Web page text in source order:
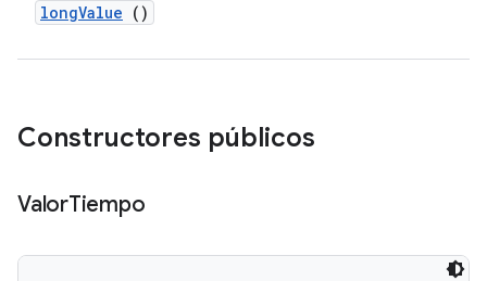
longValue ()
Constructores públicos
ValorTiempo